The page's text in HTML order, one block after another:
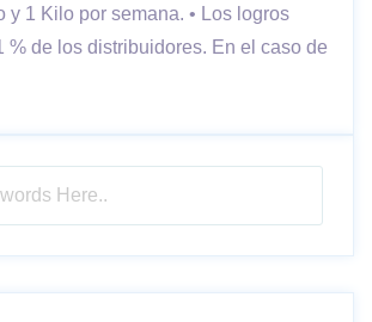
y 1 Kilo por semana. • Los logros
% de los distribuidores. En el caso de